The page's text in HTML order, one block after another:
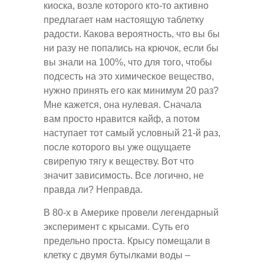
киоска, возле которого кто-то активно
предлагает нам настоящую таблетку
радости. Какова вероятность, что вы бы
ни разу не попались на крючок, если бы
вы знали на 100%, что для того, чтобы
подсесть на это химическое вещество,
нужно принять его как минимум 20 раз?
Мне кажется, она нулевая. Сначала
вам просто нравится кайф, а потом
наступает тот самый условный 21-й раз,
после которого вы уже ощущаете
свирепую тягу к веществу. Вот что
значит зависимость. Все логично, не
правда ли? Неправда.
В 80-х в Америке провели легендарный
эксперимент с крысами. Суть его
предельно проста. Крысу помещали в
клетку с двумя бутылками воды –